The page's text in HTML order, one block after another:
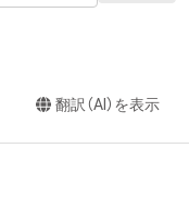
翻訳（AI）を表示